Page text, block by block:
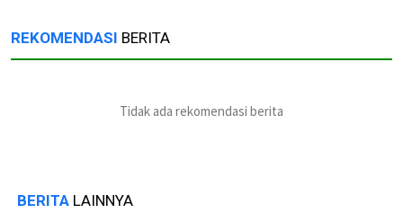
REKOMENDASI BERITA
Tidak ada rekomendasi berita
BERITA LAINNYA